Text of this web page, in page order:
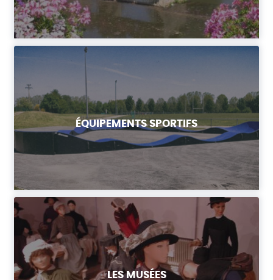
ÉQUIPEMENTS SPORTIFS
LES MUSÉES